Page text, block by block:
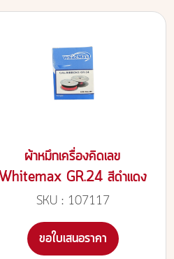
ผ้าหมึกเครื่องคิดเลข
GR.24 สีดำแดง
SKU : 107117
ขอใบเสนอราคา